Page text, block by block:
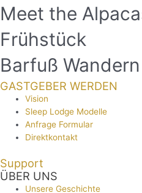
Meet the
Frühstück
Barfuß Wandern
GASTGEBER WERDEN
Vision
Sleep Lodge Modelle
Anfrage Formular
Direktkontakt
Support
ÜBER UNS
Unsere Geschichte